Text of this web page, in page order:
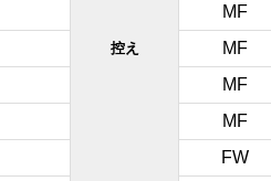
控え
MF
MF
MF
MF
FW